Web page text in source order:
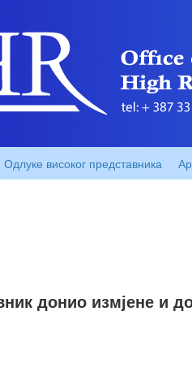
Одлуке високог представника
донио измјене и